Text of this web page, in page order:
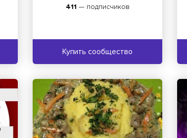
411 — подписчиков
Купить сообщество